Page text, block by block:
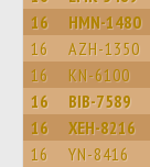
16 HMN-1480
16 AZH-1350
16 KN-6100
16 BIB-7589
16 XEH-8216
16 YN-8416